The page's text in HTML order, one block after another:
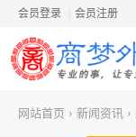
会员登录 会员注册
网站首页 › 新闻资讯 ›